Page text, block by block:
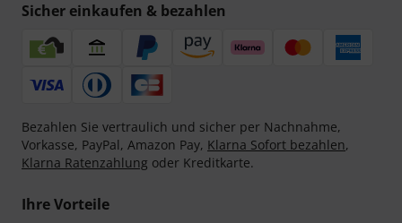
Sicher einkaufen & bezahlen
Bezahlen Sie vertraulich und sicher per Nachnahme,
Vorkasse, PayPal, Amazon Pay, Klarna Sofort bezahlen,
Klarna Ratenzahlung oder Kreditkarte.
Ihre Vorteile